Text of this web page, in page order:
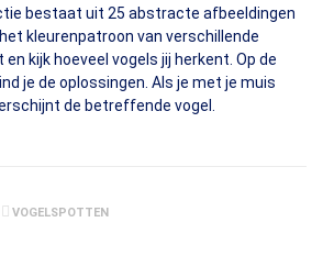
bestaat uit 25 abstracte afbeeldingen
kleurenpatroon van verschillende
kijk hoeveel vogels jij herkent. Op de
je de oplossingen. Als je met je muis
de betreffende vogel.
VOGELSPOTTEN